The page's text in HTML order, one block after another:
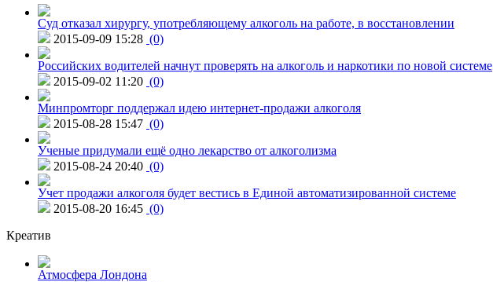
Суд отказал хирургу, употребляющему алкоголь на работе, в восстановлении
2015-09-09 15:28 (0)
Российских водителей начнут проверять на алкоголь и наркотики по новой системе
2015-09-02 11:20 (0)
Минпромторг поддержал идею интернет-продажи алкоголя
2015-08-28 15:47 (0)
Ученые придумали ещё одно лекарство от алкоголизма
2015-08-24 20:40 (0)
Учет продажи алкоголя будет вестись в Единой автоматизированной системе
2015-08-20 16:45 (0)
Креатив
Атмосфера Лондона